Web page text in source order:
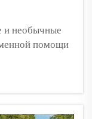
и необычные
помощи
Это